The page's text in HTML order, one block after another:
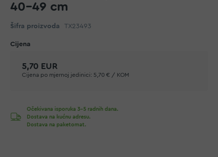
40-49 cm
Šifra proizvoda TX23493
5,70 EUR
Cijena po mjernoj jedinici: 5,70 € / KOM
Očekivana isporuka 3-5 radnih dana.
Dostava na kućnu adresu.
Dostava na paketomat.